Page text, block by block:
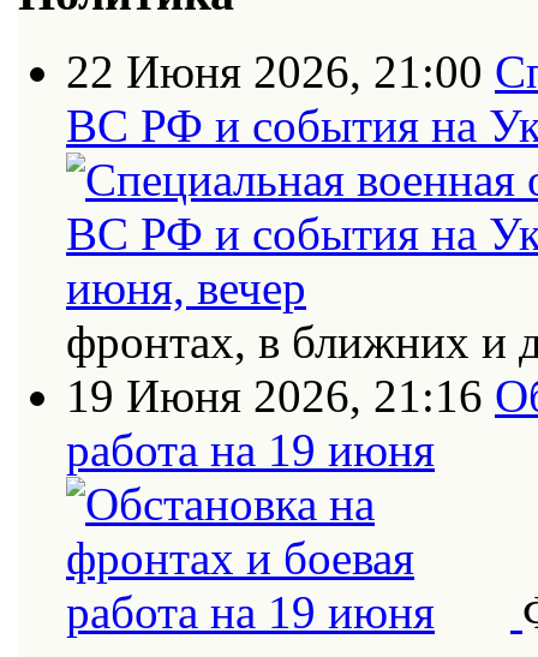
22 Июня 2026, 21:00
ВС РФ и события на
фронтах, в ближних и
19 Июня 2026, 21:16
работа на 19 июня